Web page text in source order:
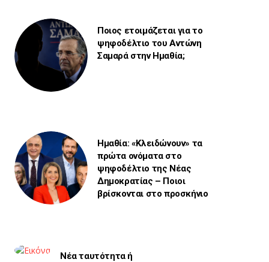
Ποιος ετοιμάζεται για το
ψηφοδέλτιο του Αντώνη
Σαμαρά στην Ημαθία;
Ημαθία: «Κλειδώνουν» τα
πρώτα ονόματα στο
ψηφοδέλτιο της Νέας
Δημοκρατίας – Ποιοι
βρίσκονται στο προσκήνιο
Νέα ταυτότητα ή